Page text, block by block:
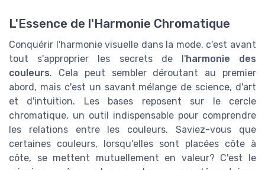
L'Essence de l'Harmonie Chromatique
Conquérir l'harmonie visuelle dans la mode, c'est avant
tout s'approprier les secrets de l'harmonie des
couleurs. Cela peut sembler déroutant au premier
abord, mais c'est un savant mélange de science, d'art
et d'intuition. Les bases reposent sur le cercle
chromatique, un outil indispensable pour comprendre
les relations entre les couleurs. Saviez-vous que
certaines couleurs, lorsqu'elles sont placées côte à
côte, se mettent mutuellement en valeur? C'est le